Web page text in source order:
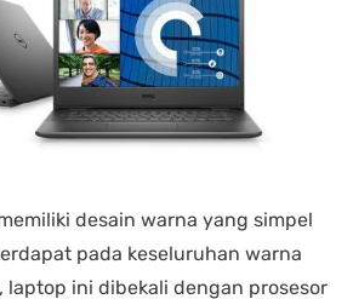
desain warna yang simpel
pada keseluruhan warna
laptop ini dibekali dengan prosesor